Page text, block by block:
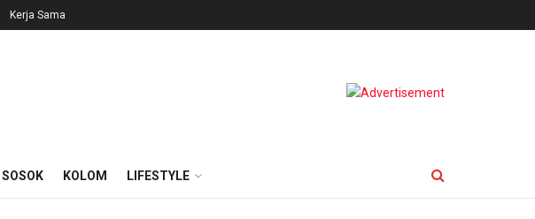
Kerja Sama
SOSOK KOLOM LIFESTYLE